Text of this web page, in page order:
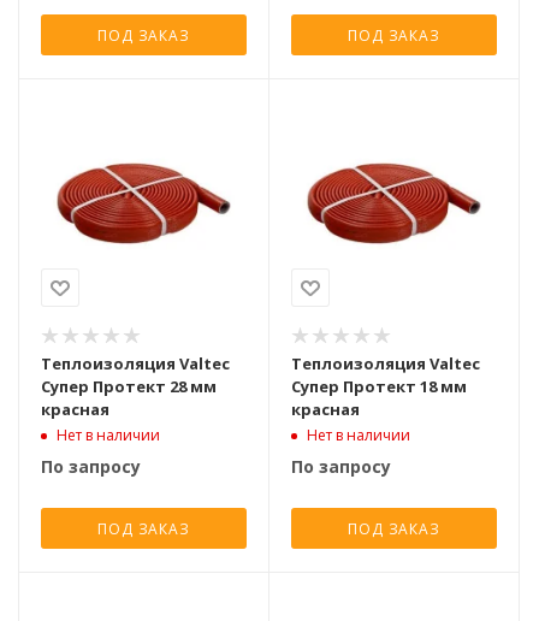
ПОД ЗАКАЗ ПОД ЗАКАЗ
Теплоизоляция Valtec
Супер Протект 28 мм
красная
Нет в наличии
По запросу
ПОД ЗАКАЗ
Теплоизоляция Valtec
Супер Протект 18 мм
красная
Нет в наличии
По запросу
ПОД ЗАКАЗ